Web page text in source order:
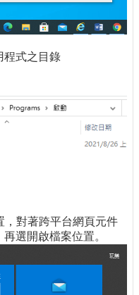
程式之目錄
，對著跨平台網頁元件
選開啟檔案位置。